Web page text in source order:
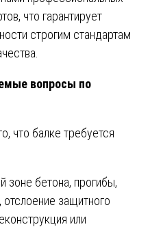
что гарантирует
строгим стандартам
вопросы по
что балке требуется
зоне бетона, прогибы,
защитного
или